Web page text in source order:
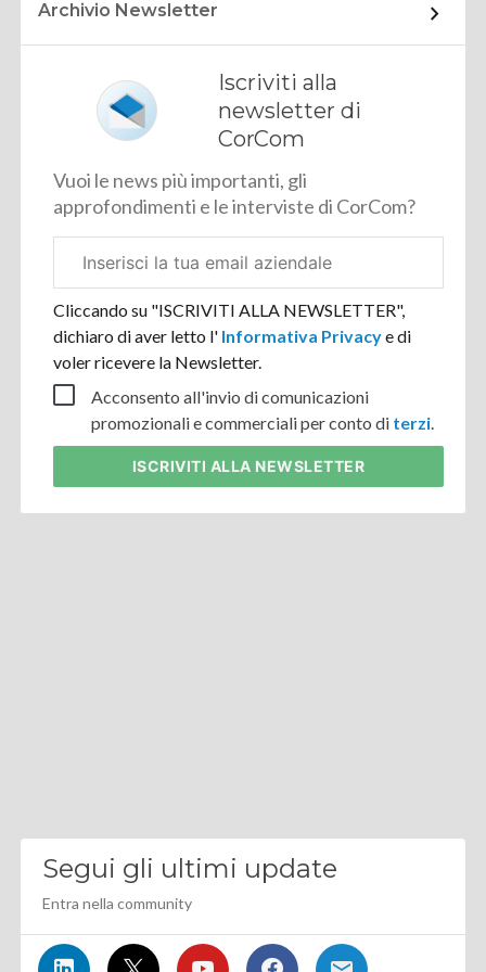
Archivio Newsletter
Iscriviti alla
newsletter di
CorCom
Vuoi le news più importanti, gli
approfondimenti e le interviste di CorCom?
aziendale
Cliccando su "ISCRIVITI ALLA NEWSLETTER",
dichiaro di aver letto l' Informativa Privacye di
voler ricevere la Newsletter.
Acconsento all'invio di comunicazioni
promozionali e commerciali per conto di terzi.
ISCRIVITI ALLA NEWSLETTER
Segui gli ultimi update
Entra nella community